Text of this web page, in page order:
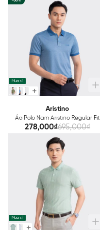
Mua sỉ
Aristino
Áo Polo Nam Aristino Regular Fit
APS153S3
278,000₫695,000₫
Mua sỉ